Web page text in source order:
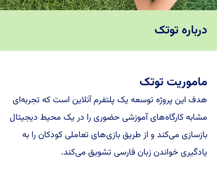
درباره توتک
ماموریت توتک
هدف این پروژه توسعه یک پلتفرم آنلاین است که تجربه‌ای
مشابه کارگاه‌های آموزشی حضوری را در یک محیط دیجیتال
بازسازی می‌کند و از طریق بازی‌های تعاملی کودکان را به
یادگیری خواندن زبان فارسی تشویق می‌کند.